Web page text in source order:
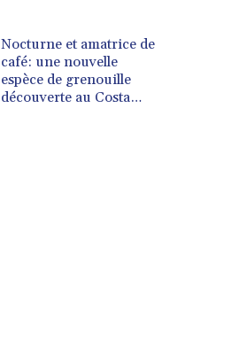
Nocturne et amatrice de
café: une nouvelle
espèce de grenouille
découverte au Costa